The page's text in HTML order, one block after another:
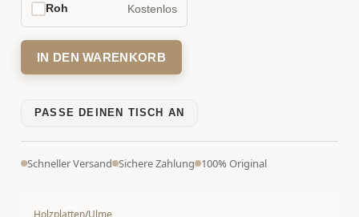
Roh Kostenlos
IN DEN WARENKORB
PASSE DEINEN TISCH AN
Schneller Versand Sichere Zahlung 100% Original
Holzplatten/Ulme